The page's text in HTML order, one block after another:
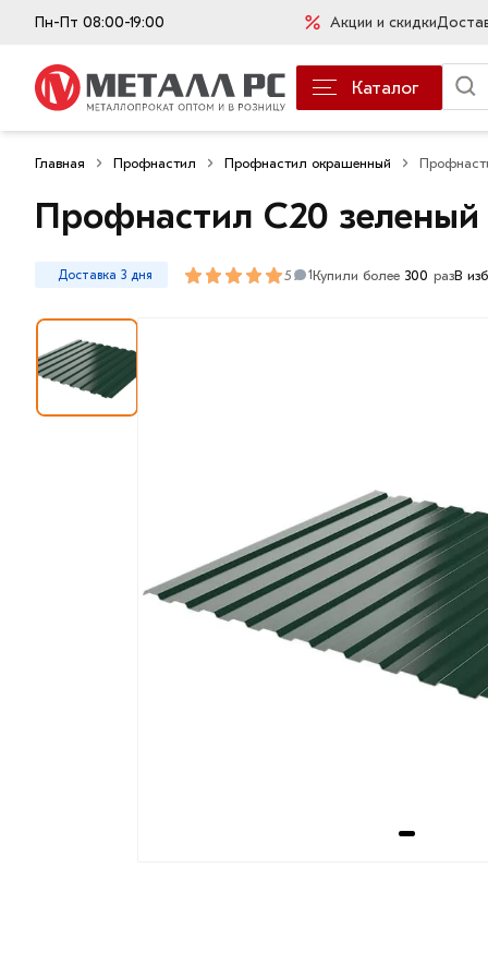
Пн-Пт 08:00-19:00 Акции и скидки
Каталог
Главная Профнастил Профнастил окрашенный
Профнастил С20 зеленый
Доставка 3 дня 5 1Купили более 300 разВ